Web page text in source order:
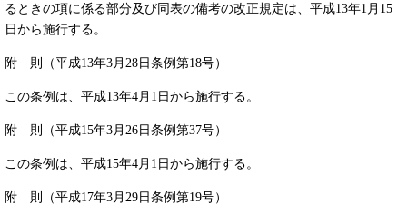
るときの項に係る部分及び同表の備考の改正規定は、平成13年1月15
日から施行する。
附 則（平成13年3月28日条例第18号）
この条例は、平成13年4月1日から施行する。
附 則（平成15年3月26日条例第37号）
この条例は、平成15年4月1日から施行する。
附 則（平成17年3月29日条例第19号）